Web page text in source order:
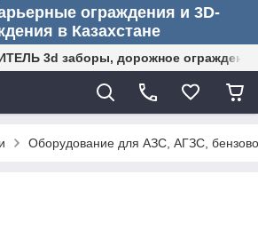
ограждения и 3D-
в Казахстане
3d заборы, дорожное ограждение
Оборудование для АЗС, АГЗС,